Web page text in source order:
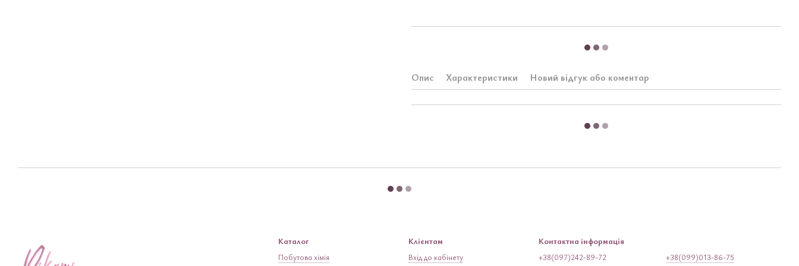
Опис Характеристики Новий відгук або коментар
Каталог
Побутова хімія
Клієнтам
Вхід до кабінету
Контактна інформація
+38(097)242-89-72 +38(099)013-86-75